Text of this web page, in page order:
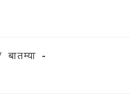
बातम्या